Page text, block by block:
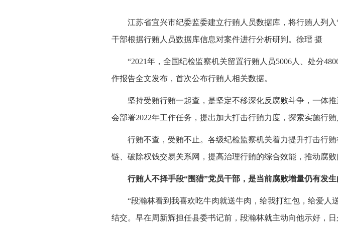
江苏省宜兴市纪委监委建立行贿人员数据库，将行贿人列
干部根据行贿人员数据库信息对案件进行分析研判。徐瑨 摄
“2021年，全国纪检监察机关留置行贿人员5006人、处分
作报告全文发布，首次公布行贿人相关数据。
坚持受贿行贿一起查，是坚定不移深化反腐败斗争，一体
会部署2022年工作任务，提出加大打击行贿力度，探索实施行贿
行贿不查，受贿不止。各级纪检监察机关着力提升打击行
链、破除权钱交易关系网，提高治理行贿的综合效能，推动腐败
行贿人不择手段“围猎”党员干部，是当前腐败增量仍有发生
“段瀚林看到我喜欢吃牛肉就送牛肉，给我打红包，给爱
结交。早在周新辉担任县委书记前，段瀚林就主动向他示好，日